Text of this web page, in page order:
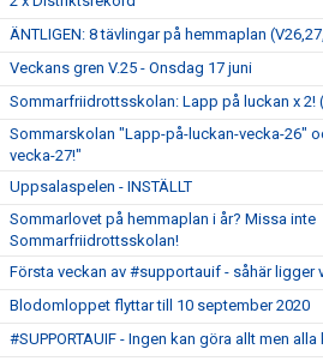
ÄNTLIGEN: 8 tävlingar på hemmaplan
Veckans gren V.25 - Onsdag 17 juni
Sommarfriidrottsskolan: Lapp på luckan x 2!
Sommarskolan "Lapp-på-luckan-vecka-26"
vecka-27!"
Uppsalaspelen - INSTÄLLT
Sommarlovet på hemmaplan i år? Missa inte
Sommarfriidrottsskolan!
Första veckan av #supportauif - såhär ligger
Blodomloppet flyttar till 10 september 2020
#SUPPORTAUIF - Ingen kan göra allt men